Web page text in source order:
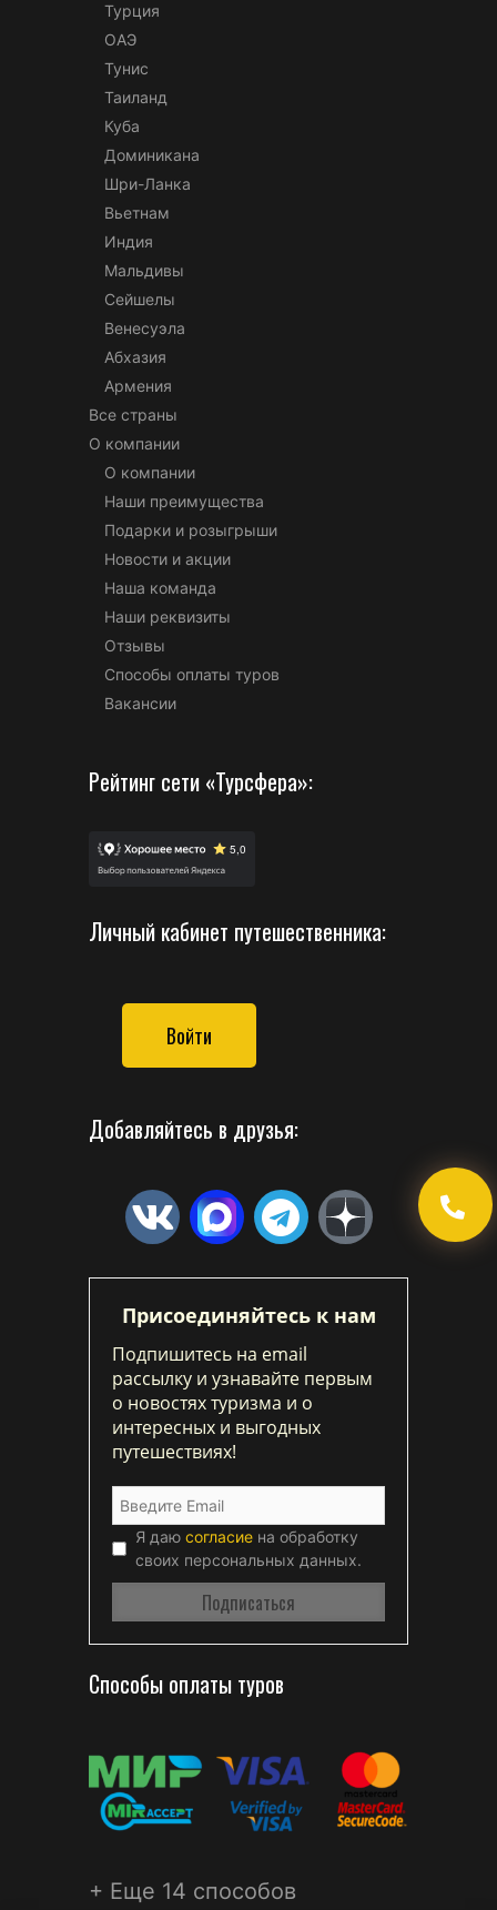
Турция
ОАЭ
Тунис
Таиланд
Куба
Доминикана
Шри-Ланка
Вьетнам
Индия
Мальдивы
Сейшелы
Венесуэла
Абхазия
Армения
Все страны
О компании
О компании
Наши преимущества
Подарки и розыгрыши
Новости и акции
Наша команда
Наши реквизиты
Отзывы
Способы оплаты туров
Вакансии
Рейтинг сети «Турсфера»:
Личный кабинет путешественника:
Войти
Добавляйтесь в друзья:
Присоединяйтесь к нам
Подпишитесь на email
рассылку и узнавайте первым
о новостях туризма и о
интересных и выгодных
путешествиях!
Я даю согласие на обработку
своих персональных данных.
Способы оплаты туров
+ Еще 14 способов